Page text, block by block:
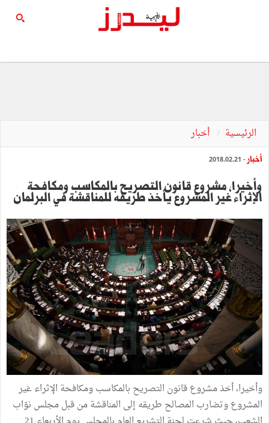
الرئيسية أخبار
أخبار - 2018.02.21
وأخيرا، مشروع قانون التصريح بالمكاسب ومكافحة
الإثراء غير المشروع يأخذ طريقه للمناقشة في البرلمان
وأخيرا، أخذ مشروع قانون التصريح بالمكاسب ومكافحة الإثراء غير
المشروع وتضارب المصالح طريقه إلى المناقشة من قبل مجلس نوّاب